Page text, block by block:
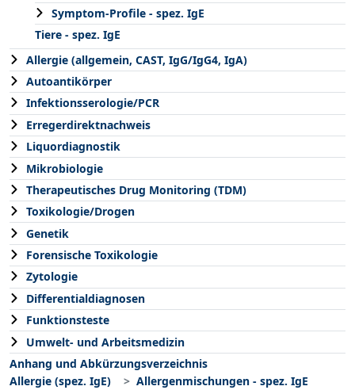
Symptom-Profile - spez. IgE
Tiere - spez. IgE
Allergie (allgemein, CAST, IgG/IgG4, IgA)
Autoantikörper
Infektionsserologie/PCR
Erregerdirektnachweis
Liquordiagnostik
Mikrobiologie
Therapeutisches Drug Monitoring (TDM)
Toxikologie/Drogen
Genetik
Forensische Toxikologie
Zytologie
Differentialdiagnosen
Funktionsteste
Umwelt- und Arbeitsmedizin
Anhang und Abkürzungsverzeichnis
Allergie (spez. IgE)
Allergenmischungen - spez. IgE